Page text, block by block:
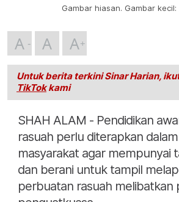
Gambar hiasan. Gambar kecil:
A A A
Untuk berita terkini Sinar Harian,
TikTokkami
SHAH ALAM - Pendidikan
rasuah perlu diterapkan
masyarakat agar mempunyai
dan berani untuk tampil
perbuatan rasuah melibatkan